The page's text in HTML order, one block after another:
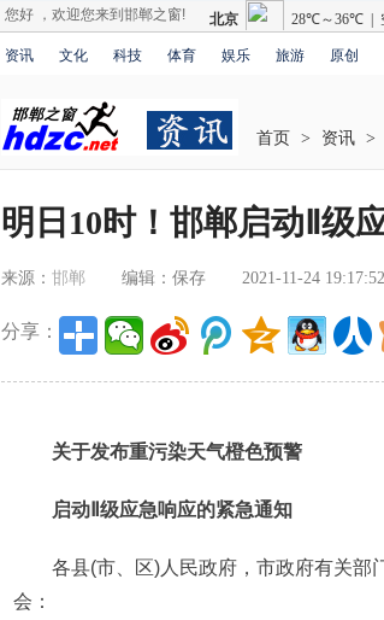
您好 ，欢迎您来到邯郸之窗!
资讯 文化 科技 体育 娱乐 旅游 原创
首页 > 资讯 >
明日10时！邯郸启动Ⅱ级
来源： 邯郸 编辑：保存 2021-11-24 19:17:52
分享：
关于发布重污染天气橙色预警
启动Ⅱ级应急响应的紧急通知
各县(市、区)人民政府，市政府有关部
会：